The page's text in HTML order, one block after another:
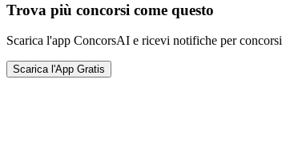
Trova più concorsi come questo
Scarica l'app ConcorsAI e ricevi notifiche per
Scarica l'App Gratis